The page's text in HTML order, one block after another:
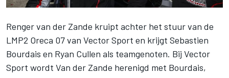
Renger van der Zande kruipt achter het stuur van de
LMP2 Oreca 07 van Vector Sport en krijgt Sebastien
Bourdais en Ryan Cullen als teamgenoten. Bij Vector
Sport wordt Van der Zande herenigd met Bourdais,